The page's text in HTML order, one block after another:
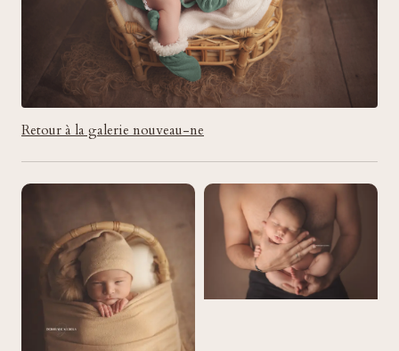
Retour à la galerie nouveau-ne